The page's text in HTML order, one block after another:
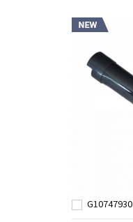
G10747930